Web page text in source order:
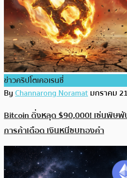
ข่าวคริปโตเคอเรนซี่
ByChannarong Noramatมกราคม
Bitcoin ดิ่งหลุด $90,000! เซ่นพิ
การค้าเดือด เงินหนีซบทองคำ